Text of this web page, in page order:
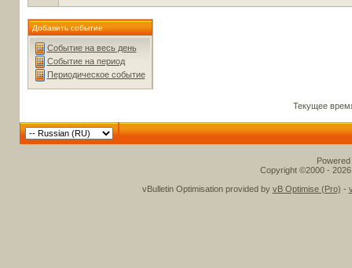
Добавить событие
Событие на весь день
Событие на период
Периодическое событие
Текущее
Copyright ©2000 -
vBulletin Optimisation provided by vB Optimise (Pro) -